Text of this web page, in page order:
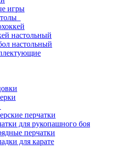
игры
настольный
настольный
перчатки
для рукопашного боя
перчатки
для карате